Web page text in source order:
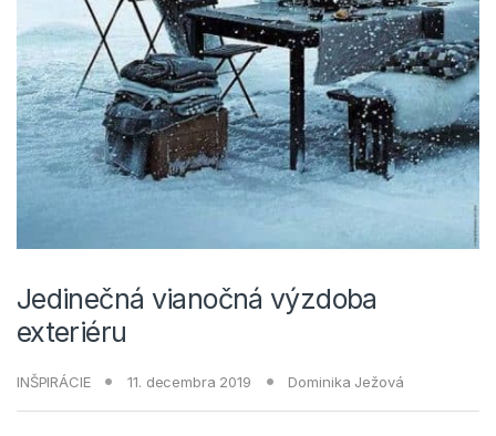
Jedinečná vianočná výzdoba
exteriéru
INŠPIRÁCIE 11. decembra 2019 Dominika Ježová